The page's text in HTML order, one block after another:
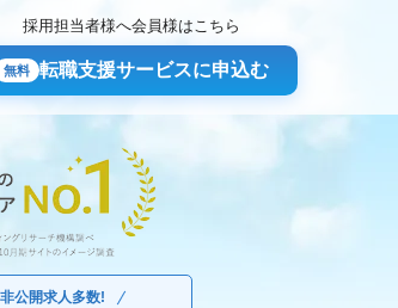
採用担当者様へ会員様はこちら
無料 転職支援サービスに申込む
非公開求人多数!